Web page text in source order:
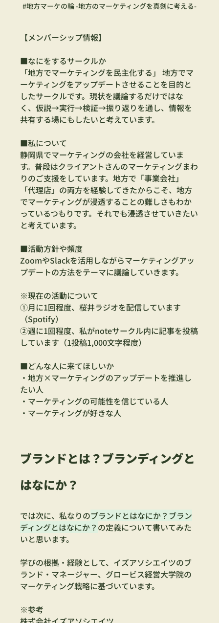
#地方マーケの輪 -地方のマーケティングを真剣に考える-
【メンバーシップ情報】
■なにをするサークルか
「地方でマーケティングを民主化する」 地方でマ
ーケティングをアップデートさせることを目的と
したサークルです。現状を議論するだけではな
く、仮説→実行→検証→振り返りを通し、情報を
共有する場にもしたいと考えています。
■私について
静岡県でマーケティングの会社を経営していま
す。普段はクライアントさんのマーケティングまわ
りのご支援をしています。地方で「事業会社」
「代理店」の両方を経験してきたからこそ、地方
でマーケティングが浸透することの難しさもわか
っているつもりです。それでも浸透させていきたい
と考えています。
■活動方針や頻度
ZoomやSlackを活用しながらマーケティングアッ
プデートの方法をテーマに議論していきます。
※現在の活動について
①月に1回程度、桜井ラジオを配信しています
（Spotify）
②週に1回程度、私がnoteサークル内に記事を投稿
しています（1投稿1,000文字程度）
■どんな人に来てほしいか
・地方×マーケティングのアップデートを推進し
たい人
・マーケティングの可能性を信じている人
・マーケティングが好きな人
ブランドとは？ブランディングと
はなにか？
では次に、私なりのブランドとはなにか？ブラン
ディングとはなにか？ の定義について書いてみた
いと思います。
学びの根拠・経験として、イズアソシエイツのブ
ランド・マネージャー、グロービス経営大学院の
マーケティング戦略に基づいています。
※参考